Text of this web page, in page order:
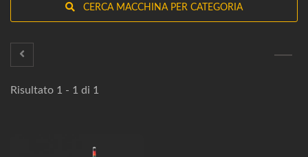
CERCA MACCHINA PER CATEGORIA
Risultato 1 - 1 di 1